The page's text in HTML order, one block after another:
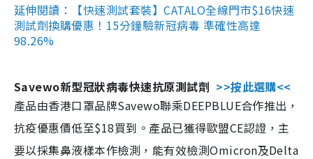
延伸閱讀：【快速測試套裝】CATALO全線門市$16快速
測試劑換購優惠！15分鐘驗新冠病毒 準確性高達
98.26%
Savewo新型冠狀病毒快速抗原測試劑 >>按此選購<<
產品由香港口罩品牌Savewo聯乘DEEPBLUE合作推出，
抗疫優惠價低至$18買到。產品已獲得歐盟CE認證，主
要以採集鼻液樣本作檢測，能有效檢測Omicron及Delta